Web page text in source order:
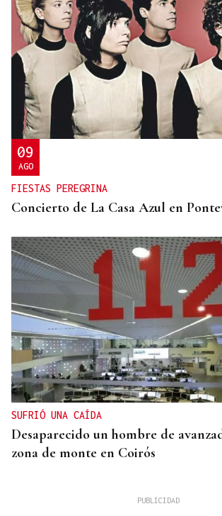
09
AGO
FIESTAS PEREGRINA
Concierto de La Casa Azul en
SUFRIÓ UNA CAÍDA
Desaparecido un hombre de
zona de monte en Coirós